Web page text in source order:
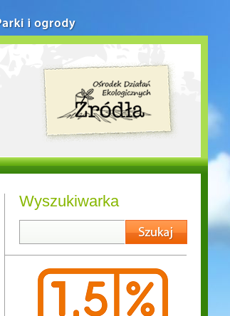
Wyszukiwarka
Parki i ogrody